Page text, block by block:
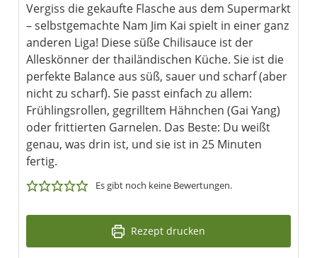
Vergiss die gekaufte Flasche aus dem Supermarkt
– selbstgemachte Nam Jim Kai spielt in einer ganz
anderen Liga! Diese süße Chilisauce ist der
Alleskönner der thailändischen Küche. Sie ist die
perfekte Balance aus süß, sauer und scharf (aber
nicht zu scharf). Sie passt einfach zu allem:
Frühlingsrollen, gegrilltem Hähnchen (Gai Yang)
oder frittierten Garnelen. Das Beste: Du weißt
genau, was drin ist, und sie ist in 25 Minuten
fertig.
Es gibt noch keine Bewertungen.
Rezept drucken